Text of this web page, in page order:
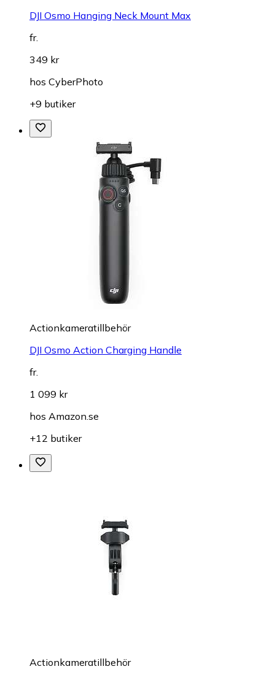
DJI Osmo Hanging Neck Mount Max
fr.
349 kr
hos CyberPhoto
+9 butiker
Actionkameratillbehör
DJI Osmo Action Charging Handle
fr.
1 099 kr
hos Amazon.se
+12 butiker
Actionkameratillbehör